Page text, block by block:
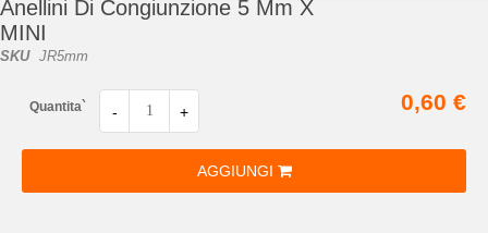
di
immagini
Anellini Di Congiunzione 5 Mm X
MINI
SKU JR5mm
Quantita` - +
AGGIUNGI
0,60 €